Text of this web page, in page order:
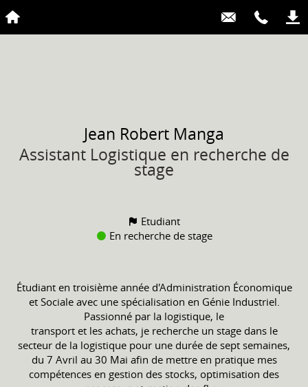
Jean Robert Manga
Assistant Logistique en recherche de
stage
Etudiant
En recherche de stage
Étudiant en troisième année d'Administration Économique
et Sociale avec une spécialisation en Génie Industriel.
Passionné par la logistique, le
transport et les achats, je recherche un stage dans le
secteur de la logistique pour une durée de sept semaines,
du 7 Avril au 30 Mai afin de mettre en pratique mes
compétences en gestion des stocks, optimisation des